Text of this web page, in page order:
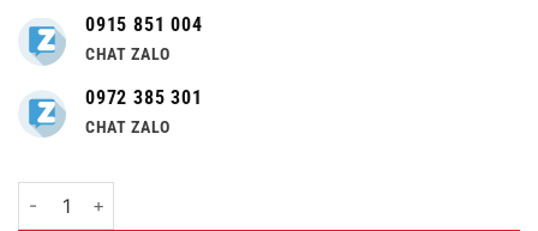
0915 851 004
CHAT ZALO
0972 385 301
CHAT ZALO
Số lượng